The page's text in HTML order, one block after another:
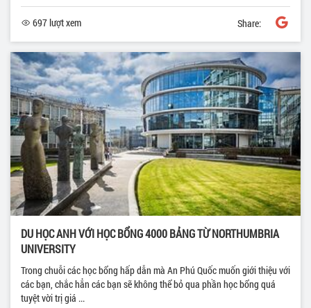
697 lượt xem Share:
DU HỌC ANH VỚI HỌC BỔNG 4000 BẢNG TỪ NORTHUMBRIA
UNIVERSITY
Trong chuỗi các học bổng hấp dẫn mà An Phú Quốc muốn giới thiệu với
các bạn, chắc hẳn các bạn sẽ không thể bỏ qua phần học bổng quá
tuyệt vời trị giá ...